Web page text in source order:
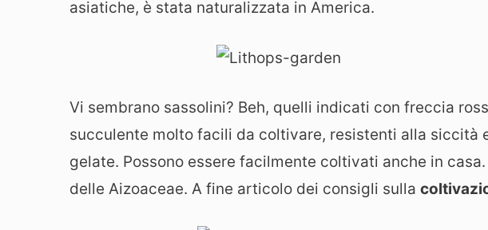
asiatiche, è stata naturalizzata in America.
Vi sembrano sassolini? Beh, quelli indicati con freccia
succulente molto facili da coltivare, resistenti alla siccità
gelate. Possono essere facilmente coltivati anche in
delle Aizoaceae. A fine articolo dei consigli sulla